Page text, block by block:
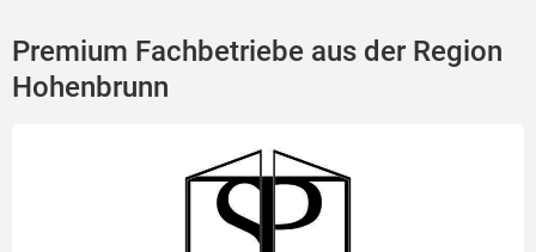
Premium Fachbetriebe aus der Region
Hohenbrunn